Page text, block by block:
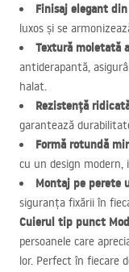
Finisaj elegant
luxos și se
Textură moletată
antiderapantă,
halat.
Rezistență
garantează
Formă rotundă
cu un design
Montaj pe perete
siguranța fixării în
Cuierul tip punct
persoanele care
lor. Perfect în fiecare